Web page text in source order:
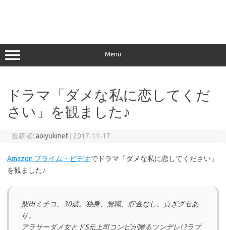
Menu
ドラマ「ダメな私に恋してくだ
さい」を観ました♪
投稿者: aoiyukinet 2017-11-17
Amazon プライム・ビデオでドラマ「ダメな私に恋してください」
を観ました♪
柴田ミチコ、30歳。独身、無職、貯金なし。貢ぎグセあ
り。
アラサーダメ女とドS元上司コンビが贈るツンデレ! ?ラブ